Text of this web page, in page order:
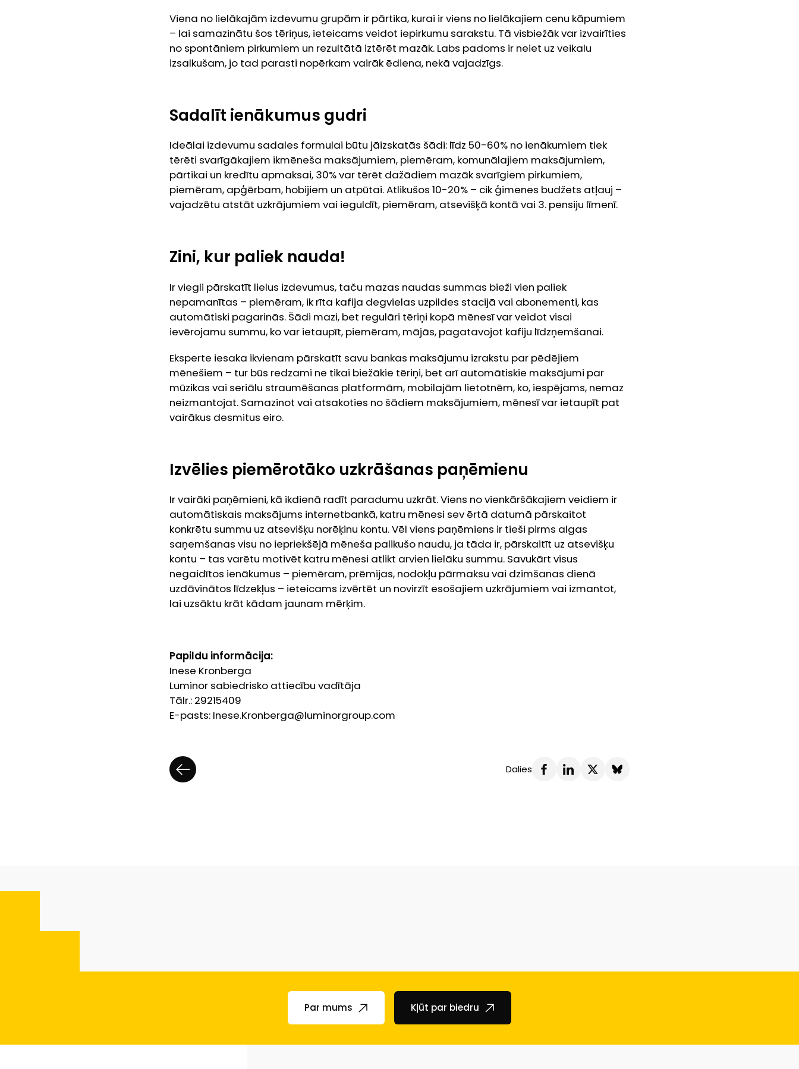
Viena no lielākajām izdevumu grupām ir pārtika, kurai ir viens no lielākajiem cenu kāpumiem
– lai samazinātu šos tēriņus, ieteicams veidot iepirkumu sarakstu. Tā visbiežāk var izvairīties
no spontāniem pirkumiem un rezultātā iztērēt mazāk. Labs padoms ir neiet uz veikalu
izsalkušam, jo tad parasti nopērkam vairāk ēdiena, nekā vajadzīgs.
Sadalīt ienākumus gudri
Ideālai izdevumu sadales formulai būtu jāizskatās šādi: līdz 50-60% no ienākumiem tiek
tērēti svarīgākajiem ikmēneša maksājumiem, piemēram, komunālajiem maksājumiem,
pārtikai un kredītu apmaksai, 30% var tērēt dažādiem mazāk svarīgiem pirkumiem,
piemēram, apģērbam, hobijiem un atpūtai. Atlikušos 10-20% – cik ģimenes budžets atļauj –
vajadzētu atstāt uzkrājumiem vai ieguldīt, piemēram, atsevišķā kontā vai 3. pensiju līmenī.
Zini, kur paliek nauda!
Ir viegli pārskatīt lielus izdevumus, taču mazas naudas summas bieži vien paliek
nepamanītas – piemēram, ik rīta kafija degvielas uzpildes stacijā vai abonementi, kas
automātiski pagarinās. Šādi mazi, bet regulāri tēriņi kopā mēnesī var veidot visai
ievērojamu summu, ko var ietaupīt, piemēram, mājās, pagatavojot kafiju līdzņemšanai.
Eksperte iesaka ikvienam pārskatīt savu bankas maksājumu izrakstu par pēdējiem
mēnešiem – tur būs redzami ne tikai biežākie tēriņi, bet arī automātiskie maksājumi par
mūzikas vai seriālu straumēšanas platformām, mobilajām lietotnēm, ko, iespējams, nemaz
neizmantojat. Samazinot vai atsakoties no šādiem maksājumiem, mēnesī var ietaupīt pat
vairākus desmitus eiro.
Izvēlies piemērotāko uzkrāšanas paņēmienu
Ir vairāki paņēmieni, kā ikdienā radīt paradumu uzkrāt. Viens no vienkāršākajiem veidiem ir
automātiskais maksājums internetbankā, katru mēnesi sev ērtā datumā pārskaitot
konkrētu summu uz atsevišķu norēķinu kontu. Vēl viens paņēmiens ir tieši pirms algas
saņemšanas visu no iepriekšējā mēneša palikušo naudu, ja tāda ir, pārskaitīt uz atsevišķu
kontu – tas varētu motivēt katru mēnesi atlikt arvien lielāku summu. Savukārt visus
negaidītos ienākumus – piemēram, prēmijas, nodokļu pārmaksu vai dzimšanas dienā
uzdāvinātos līdzekļus – ieteicams izvērtēt un novirzīt esošajiem uzkrājumiem vai izmantot,
lai uzsāktu krāt kādam jaunam mērķim.
Papildu informācija:
Inese Kronberga
Luminor sabiedrisko attiecību vadītāja
Tālr.: 29215409
E-pasts: Inese.Kronberga@luminorgroup.com
Dalies
Par mums Kļūt par biedru